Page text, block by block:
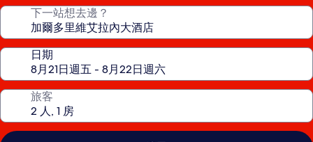
下一站想去邊？
日期
旅客